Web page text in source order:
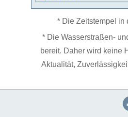
* Die Zeitstempel in
* Die Wasserstraßen-
bereit. Daher wird keine
Aktualität,